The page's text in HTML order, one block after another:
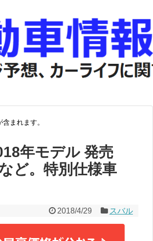
まれます。
年モデル 発売
ど。特別仕様車
2018/4/29 スバル